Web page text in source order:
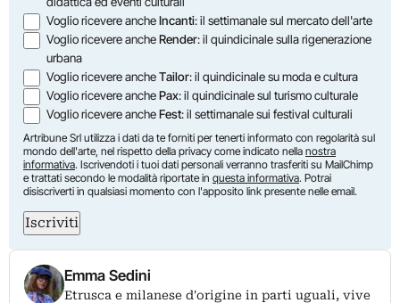
Voglio ricevere ancheIncanti: il settimanale sul mercato dell'arte
Voglio ricevere ancheRender: il quindicinale sulla rigenerazione
urbana
Voglio ricevere ancheTailor: il quindicinale su moda e cultura
Voglio ricevere anchePax: il quindicinale sul turismo culturale
Voglio ricevere ancheFest: il settimanale sui festival culturali
Artribune Srl utilizza i dati da te forniti per tenerti informato con regolarità sul
mondo dell'arte, nel rispetto della privacy come indicato nella nostra
informativa. Iscrivendoti i tuoi dati personali verranno trasferiti su MailChimp
e trattati secondo le modalità riportate in questa informativa. Potrai
disiscriverti in qualsiasi momento con l'apposito link presente nelle email.
Iscriviti
Emma Sedini
Etrusca e milanese d'origine in parti uguali, vive